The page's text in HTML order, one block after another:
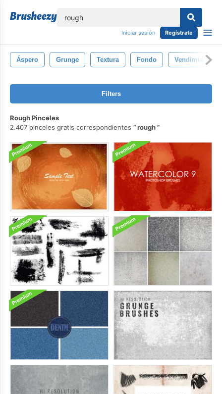
Iniciar sesión Regístrate
Áspero Grunge Textura Fondo Vendimia
Filters
Rough Pinceles
2.407 pinceles gratis correspondientes
rough